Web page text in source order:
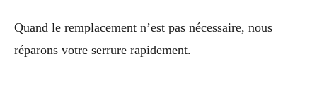
Quand le remplacement n’est pas nécessaire, nous
réparons votre serrure rapidement.